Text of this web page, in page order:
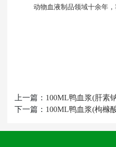
动物血液制品领域十余年，
上一篇： 100ML鸭血浆(肝素
下一篇： 100ML鸭血浆(枸橼